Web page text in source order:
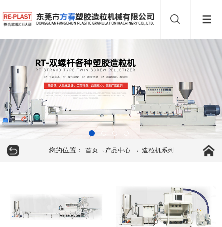
您的位置： 首页→ 产品中心→ 造粒机系列